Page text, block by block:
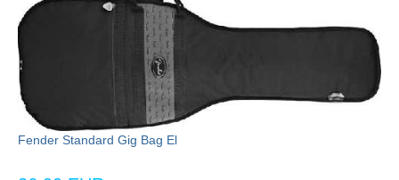
Fender Standard Gig Bag El